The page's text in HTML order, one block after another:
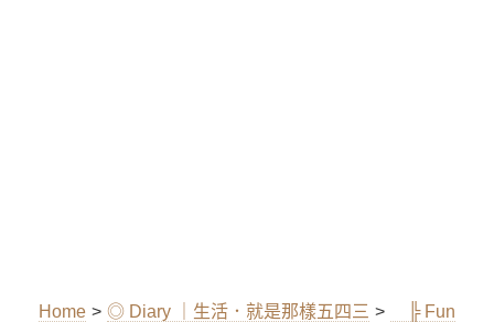
Home > ◎ Diary ｜生活．就是那樣五四三 >
╠ Fun